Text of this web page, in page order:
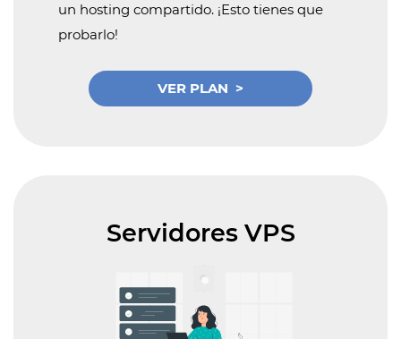
un hosting compartido. ¡Esto tienes que
probarlo!
VER PLAN
Servidores VPS